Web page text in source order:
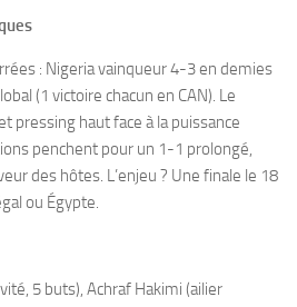
: Nigeria vainqueur 4-3 en demies
(1 victoire chacun en CAN). Le
pressing haut face à la puissance
penchent pour un 1-1 prolongé,
des hôtes. L’enjeu ? Une finale le 18
ou Égypte.
5 buts), Achraf Hakimi (ailier